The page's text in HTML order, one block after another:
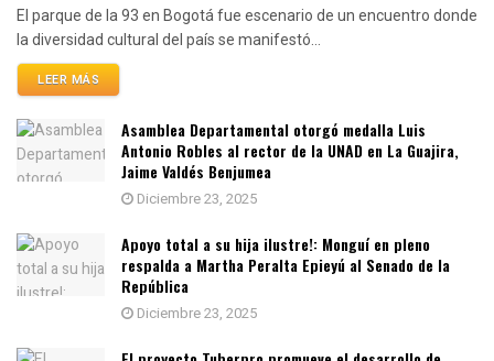
El parque de la 93 en Bogotá fue escenario de un encuentro donde
la diversidad cultural del país se manifestó...
LEER MÁS
Asamblea Departamental otorgó medalla Luis
Antonio Robles al rector de la UNAD en La Guajira,
Jaime Valdés Benjumea
Diciembre 23, 2025
Apoyo total a su hija ilustre!: Monguí en pleno
respalda a Martha Peralta Epieyú al Senado de la
República
Diciembre 23, 2025